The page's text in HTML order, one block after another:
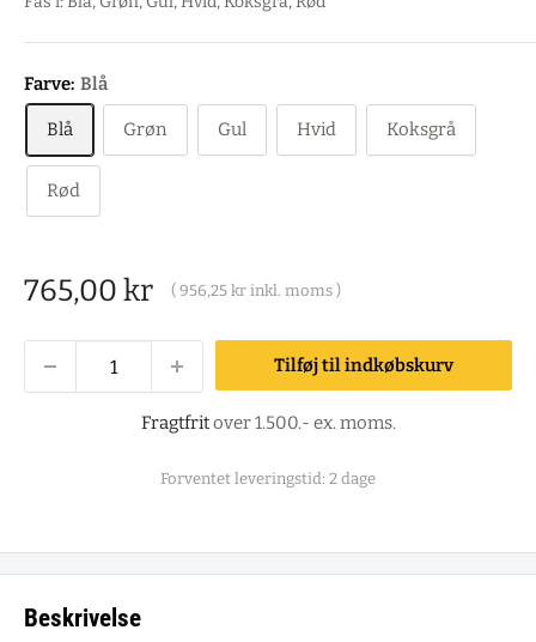
Farve: Blå
Blå Grøn Gul Hvid Koksgrå
Rød
Salgspris
765,00 kr ( 956,25 kr inkl. moms )
Tilføj til indkøbskurv
Fragtfritover 1.500.- ex. moms.
Forventet leveringstid: 2 dage
Beskrivelse